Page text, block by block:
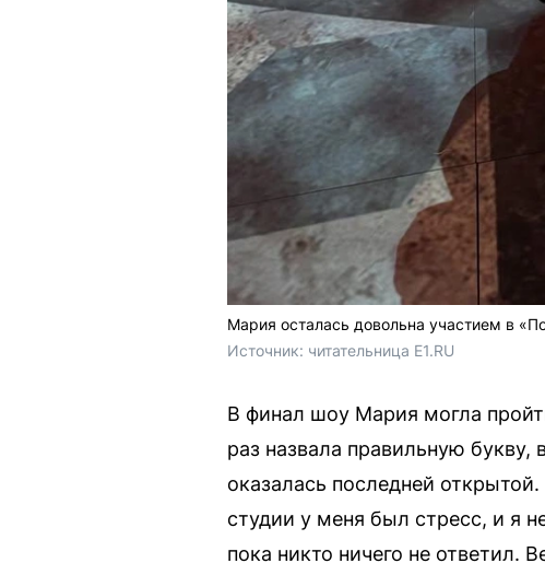
Мария осталась довольна участием в
Источник: читательница E1.RU
В финал шоу Мария могла
раз назвала правильную
оказалась последней
студии у меня был стресс, и я
пока никто ничего не ответил.